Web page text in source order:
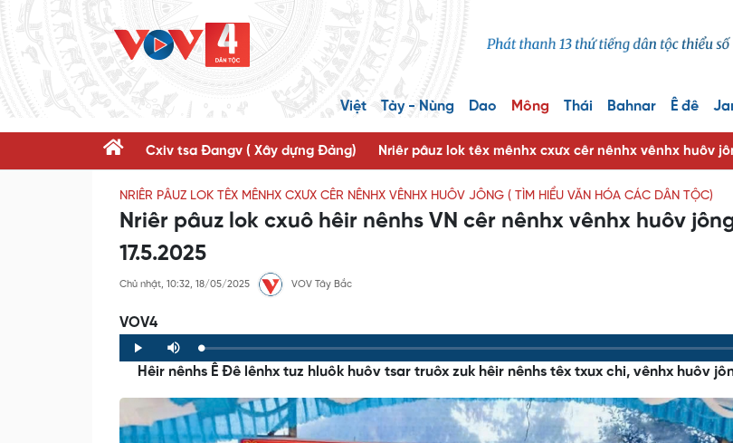
Việt Tày - Nùng Dao Mông Thái Bahnar Ê đê
Cxiv tsa Đangv ( Xây dựng Đảng) Nriêr pâuz lok têx mênhx cxưx cêr nênhx vênhx huôv
NRIÊR PÂUZ LOK TÊX MÊNHX CXƯX CÊR NÊNHX VÊNHX HUÔV JÔNG ( TÌM HIỂU VĂN HÓA CÁC DÂN TỘC)
Nriêr pâuz lok cxuô hêir nênhs VN cêr nênhx vênhx huôv
17.5.2025
Chủ nhật, 10:32, 18/05/2025 VOV Tây Bắc
VOV4
Play Mute Loaded:
0%
Progress:
0%
Hêir nênhs Ê Đê lênhx tuz hluôk huôv tsar truôx zuk hêir nênhs têx txux chi, vênhx huôv